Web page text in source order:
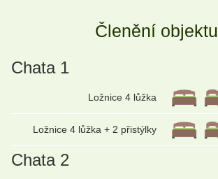
Členění objektu
Chata 1
Ložnice 4 lůžka
Ložnice 4 lůžka + 2 přistýlky
Chata 2